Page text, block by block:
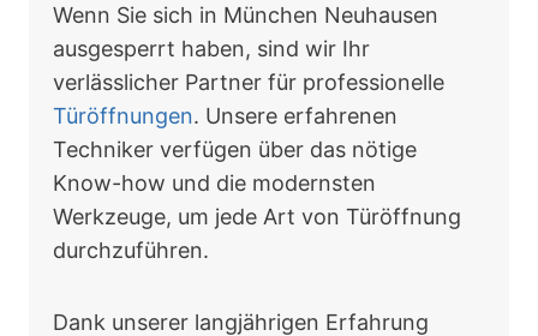
Wenn Sie sich in München Neuhausen
ausgesperrt haben, sind wir Ihr
verlässlicher Partner für professionelle
Türöffnungen. Unsere erfahrenen
Techniker verfügen über das nötige
Know-how und die modernsten
Werkzeuge, um jede Art von Türöffnung
durchzuführen.
Dank unserer langjährigen Erfahrung